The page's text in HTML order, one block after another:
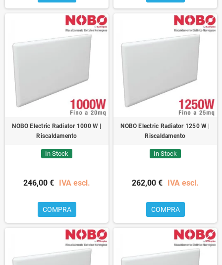
NOBO Electric Radiator 1000 W |
Riscaldamento
In Stock
246,00 € IVA escl.
COMPRA
NOBO Electric Radiator 1250 W |
Riscaldamento
In Stock
262,00 € IVA escl.
COMPRA